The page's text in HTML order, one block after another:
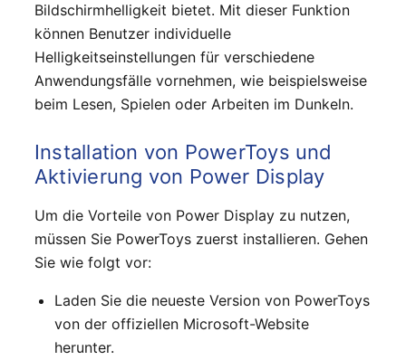
Bildschirmhelligkeit bietet. Mit dieser Funktion
können Benutzer individuelle
Helligkeitseinstellungen für verschiedene
Anwendungsfälle vornehmen, wie beispielsweise
beim Lesen, Spielen oder Arbeiten im Dunkeln.
Installation von PowerToys und
Aktivierung von Power Display
Um die Vorteile von Power Display zu nutzen,
müssen Sie PowerToys zuerst installieren. Gehen
Sie wie folgt vor:
Laden Sie die neueste Version von PowerToys
von der offiziellen Microsoft-Website
herunter.